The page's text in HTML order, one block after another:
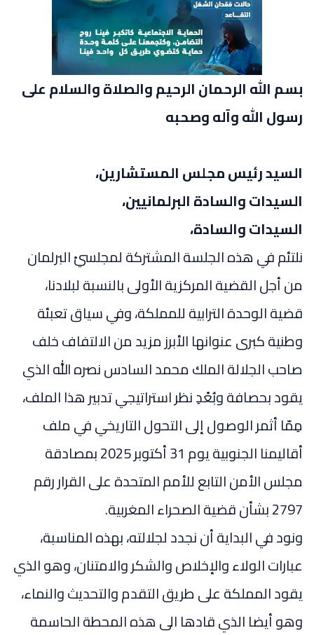
بسم الله الرحمان الرحيم والصلاة والسلام على
رسول الله وآله وصحبه
السيد رئيس مجلس المستشارين،
السيدات والسادة البرلمانيين،
السيدات والسادة،
نلتئم في هذه الجلسة المشتركة لمجلسيْ البرلمان
من أجل القضية المركزية الأولى بالنسبة لبلادنا،
قضية الوحدة الترابية للمملكة، وفي سياق تعبئة
وطنية كبرى عنوانها الأبرز مزيد من الالتفاف خلف
صاحب الجلالة الملك محمد السادس نصره الله الذي
يقود بحصافة وبُعْدِ نظر استراتيجي تدبير هذا الملف،
مِمّا أثمر الوصول إلى التحول التاريخي في ملف
أقاليمنا الجنوبية يوم 31 أكتوبر 2025 بمصادقة
مجلس الأمن التابع للأمم المتحدة على القرار رقم
2797 بشأن قضية الصحراء المغربية.
ونود في البداية أن نجدد لجلالته، بهذه المناسبة،
عبارات الولاء والإخلاص والشكر والامتنان، وهو الذي
يقود المملكة على طريق التقدم والتحديث والنماء،
وهو أيضا الذي قادها الى هذه المحطة الحاسمة